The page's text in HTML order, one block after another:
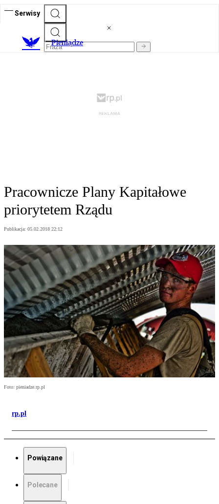
Serwisy
Pieniądze
Pracownicze Plany Kapitałowe
priorytetem Rządu
Publikacja: 05.02.2018 22:12
Foto: pieniadze.rp.pl
rp.pl
Powiązane
Polecane